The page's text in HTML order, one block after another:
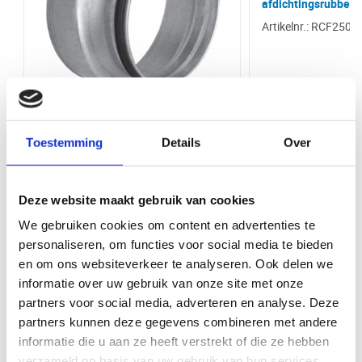
Toestemming Details Over
Deze website maakt gebruik van cookies
We gebruiken cookies om content en advertenties te
personaliseren, om functies voor social media te bieden
en om ons websiteverkeer te analyseren. Ook delen we
informatie over uw gebruik van onze site met onze
partners voor social media, adverteren en analyse. Deze
partners kunnen deze gegevens combineren met andere
informatie die u aan ze heeft verstrekt of die ze hebben
Bij VentilatieTotaal.nl profiteert u van een grote voorraad en snelle
levering van al onze producten. U kunt uw bestelling direct afhalen bij
onze balie in Ede. Wij bieden een breed assortiment aan
ventilatieproducten van hoge kwaliteit, zodat u altijd de juiste oplossing
vindt voor uw project.
Luchtdichtheid Hoge luchtdichtheid (SAFE)
VS Spiro
Materiaal Staal
Bediening via app Nee
Type hulpstukken
Kleur Staal
Rubber Met rubber
Verloopstuk van hulpstuk Ø 150mm
naar spirobuis Ø 100mm met
afdichtingsrubber
Artikelnr.: RCF150-100S
Bekijk product
afdichtingsrubber
Artikelnr.: RCF250-
Maak uw klus compleet met deze items